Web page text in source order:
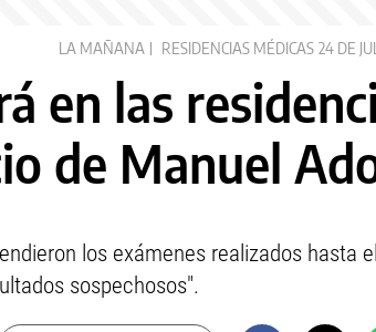
LA MAÑANA RESIDENCIAS MÉDICAS 24 DE
en las
de Manuel
los exámenes realizados hasta
sospechosos".